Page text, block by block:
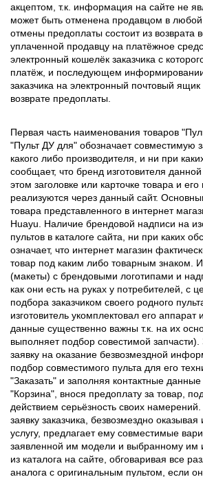
акцептом, т.к. информация на сайте не
может быть отменена продавцом в
отмены предоплаты состоит из возврата
уплаченной продавцу на платёжное
электронный кошелёк заказчика с
платёж, и последующем
заказчика на электронный почтовый
возврате предоплаты.
Первая часть наименования товаров
"Пульт ДУ для" обозначает совместимую
какого либо производителя, и ни при
сообщает, что бренд изготовителя данной
этом заголовке или карточке товара и его
реализуются через данный сайт.
товара представленного в интернет
Huayu. Наличие брендовой надписи на
пультов в каталоге сайта, ни при каких
означает, что интернет магазин
товар под каким либо товарным знаком.
(макеты) с брендовыми логотипами и
как они есть на руках у потребителей, с
подбора заказчиком своего родного
изготовитель укомплектовал его аппарат
данные существенно важны т.к. на их
выполняет подбор совестимой запчасти).
заявку на оказание безвозмездной
подбор совместимого пульта для его
"Заказать" и заполняя контактные
"Корзина", внося предоплату за товар,
действием серьёзность своих
заявку заказчика, безвозмездно
услугу, предлагает ему совместимые
заявленной им модели и выбранному им
из каталога на сайте, обговаривая все
аналога с оригинальным пультом, если